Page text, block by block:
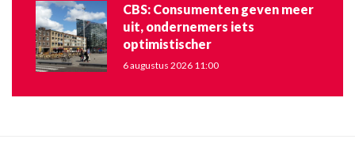
CBS: Consumenten geven meer
uit, ondernemers iets
optimistischer
6 augustus 2026 11:00